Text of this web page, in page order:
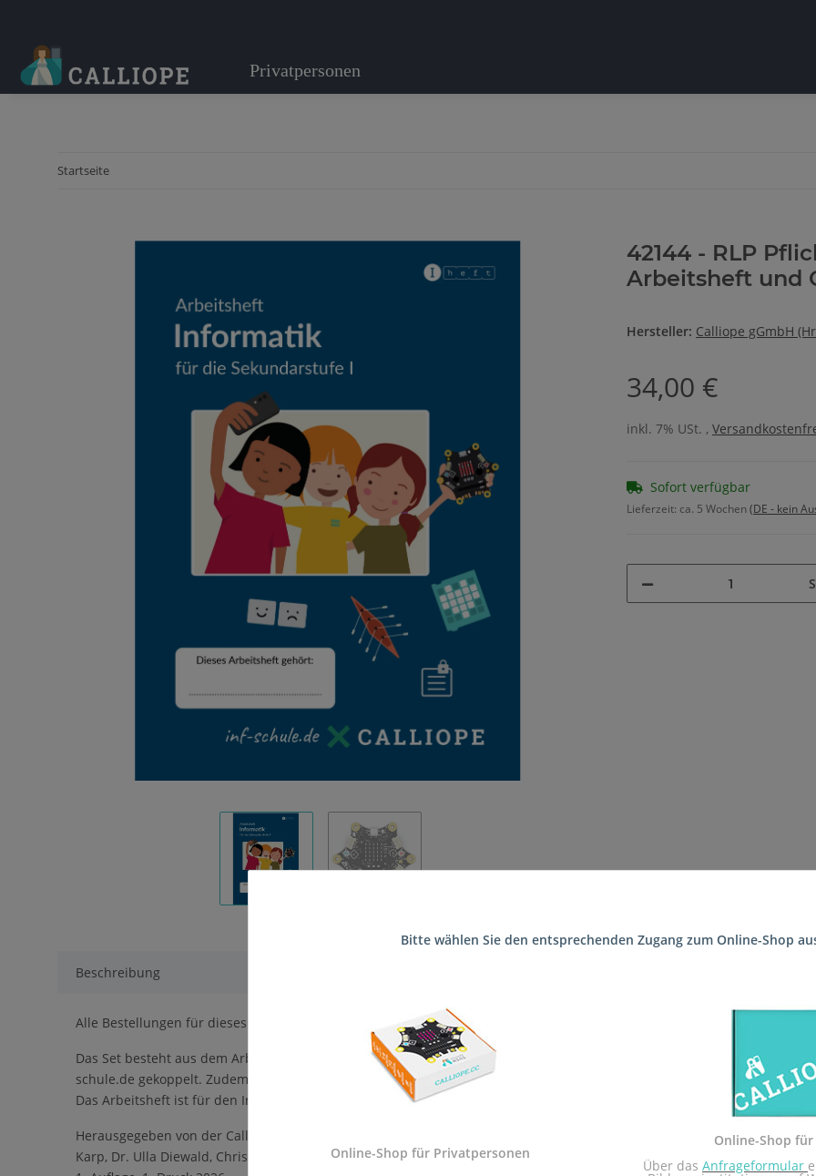
Privatpersonen
Startseite
42144 - RLP
Arbeitsheft und
Hersteller: Calliope gGmbH
34,00 €
inkl. 7% USt. ,
Sofort verfügbar
Lieferzeit: ca. 5 Wochen(DE - kein
Beschreibung
Alle Bestellungen für dieses Produkt werden direkt an die Schule (Realschule plus Wöllstein) geliefert, sodass sie
Das Set besteht aus dem Arbeitsheft Informatik für die Sekundarstufe I und der Calliope mini Startbox. Das Arbeitsheft
schule.de gekoppelt. Zudem werden viele Kapitel mit dem Calliope mini umgesetzt.
Das Arbeitsheft ist für den Informatikunterricht der Sekundarstufe I in Rheinland-Pfalz zugelassen.
Herausgegeben von der Calliope gGmbH in Kooperation mit dem Redaktionsteam inf-schule.de, insbesondere Daniel
Karp, Dr. Ulla Diewald, Christian Heinz, Oliver Wendenburg
Bitte wählen Sie den entsprechenden Zugang zum Online-Shop
Online-Shop für Privatpersonen
Online-Shop für
Über das Anfrageformular